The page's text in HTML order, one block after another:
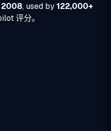
2008, used by122,000+
评分。